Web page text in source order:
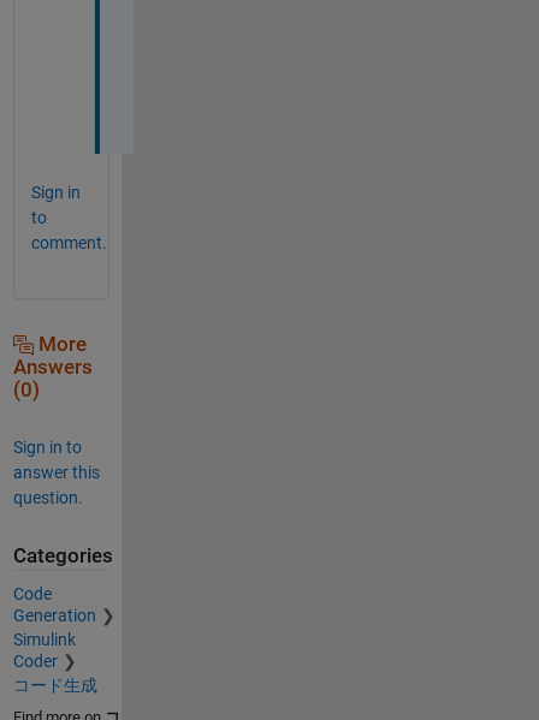
Sign in
to
comment.
More
Answers
(0)
Sign in to
answer this
question.
Categories
Code
Generation
Simulink
Coder
コード生成